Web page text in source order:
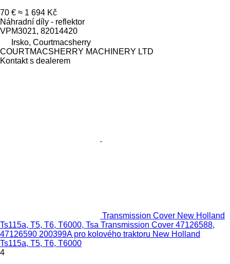
70 € ≈ 1 694 Kč
Náhradní díly - reflektor
VPM3021, 82014420
Irsko, Courtmacsherry
COURTMACSHERRY MACHINERY LTD
Kontakt s dealerem
Transmission Cover New Holland
Ts115a, T5, T6, T6000, Tsa Transmission Cover 47126588,
47126590 200399A pro kolového traktoru New Holland
Ts115a, T5, T6, T6000
4